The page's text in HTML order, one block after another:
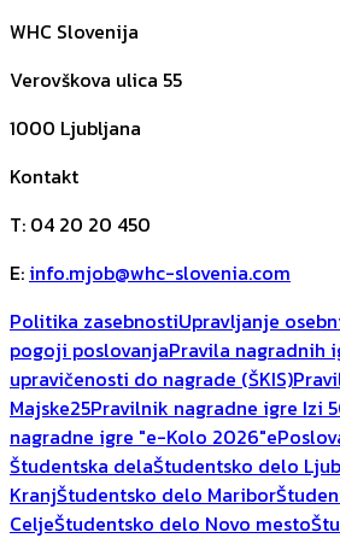
WHC Slovenija
Verovškova ulica 55
1000 Ljubljana
Kontakt
T: 04 20 20 450
E: info.mjob@whc-slovenia.com
Politika zasebnostiUpravljanje
pogoji poslovanjaPravila nagradnih
upravičenosti do nagrade (ŠKIS)
Majske25Pravilnik nagradne igre Izi
nagradne igre "e-Kolo 2026"
Študentska delaŠtudentsko delo
KranjŠtudentsko delo Maribor
CeljeŠtudentsko delo Novo mesto